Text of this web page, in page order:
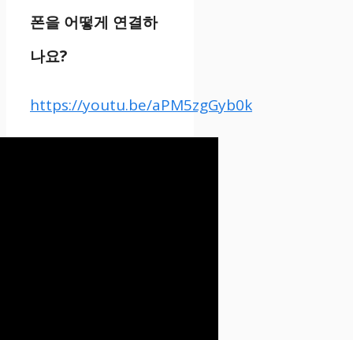
폰을 어떻게 연결하
나요?
https://youtu.be/aPM5zgGyb0k